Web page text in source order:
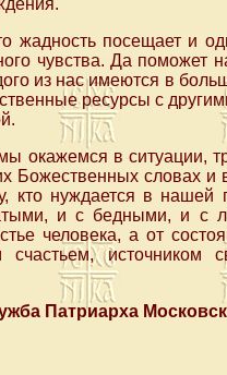
жадность посещает и
чувства. Да поможет
из нас имеются в
ресурсы с
окажемся в ситуации,
Божественных словах и
кто нуждается в нашей
и с бедными, и с
человека, а от
источником
Патриарха